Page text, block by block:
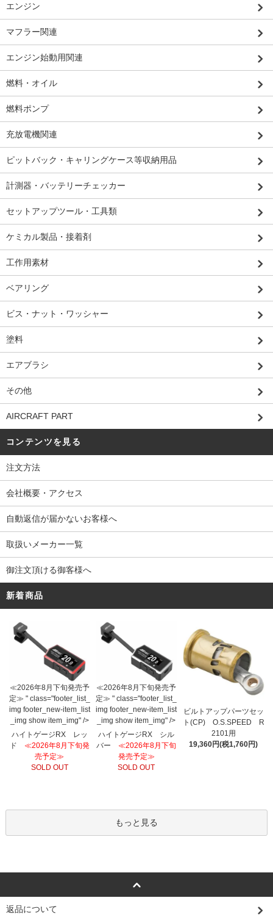
エンジン
マフラー関連
エンジン始動用関連
燃料・オイル
燃料ポンプ
充放電機関連
ピットバック・キャリングケース等収納用品
計測器・バッテリーチェッカー
セットアップツール・工具類
ケミカル製品・接着剤
工作用素材
ベアリング
ビス・ナット・ワッシャー
塗料
エアブラシ
その他
AIRCRAFT PART
コンテンツを見る
注文方法
会社概要・アクセス
自動返信が届かないお客様へ
取扱いメーカー一覧
御注文頂ける御客様へ
新着商品
≪2026年8月下旬発売予
定≫ " class="footer_list_
img footer_new-item_list
_img show item_img" />
ハイトゲージRX レッ
ド ≪2026年8月下旬発
売予定≫
SOLD OUT
≪2026年8月下旬発売予
定≫ " class="footer_list_
img footer_new-item_list
_img show item_img" />
ハイトゲージRX シル
バー ≪2026年8月下旬
発売予定≫
SOLD OUT
ビルトアップパーツセッ
ト(CP) O.S.SPEED R
2101用
19,360円(税1,760円)
もっと見る
返品について